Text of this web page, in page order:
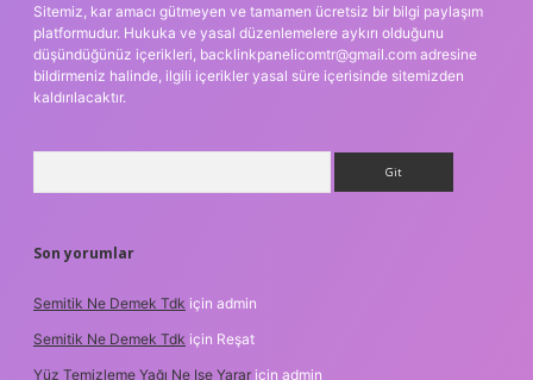
Sitemiz, kar amacı gütmeyen ve tamamen ücretsiz bir bilgi paylaşım
platformudur. Hukuka ve yasal düzenlemelere aykırı olduğunu
düşündüğünüz içerikleri, backlinkpanelicomtr@gmail.com adresine
bildirmeniz halinde, ilgili içerikler yasal süre içerisinde sitemizden
kaldırılacaktır.
Son yorumlar
Semitik Ne Demek Tdk için admin
Semitik Ne Demek Tdk için Reşat
Yüz Temizleme Yağı Ne Işe Yarar için admin